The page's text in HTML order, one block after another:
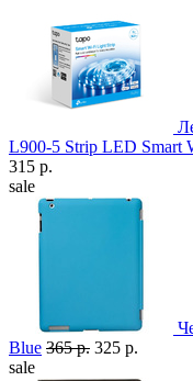
L900-5 Strip LED Smart
315 р.
sale
Blue 365 р. 325 р.
sale